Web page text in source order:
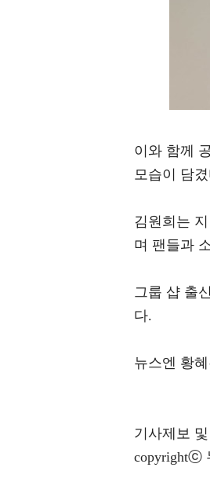
이와 함께
모습이 담
김원희는
며 팬들과
그룹 샵 출
다.
뉴스엔 황혜
기사제보 및
copyrightⓒ